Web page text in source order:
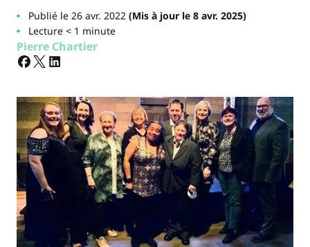
Publié le 26 avr. 2022(Mis à jour le 8 avr. 2025)
Lecture < 1 minute
Pierre Chartier